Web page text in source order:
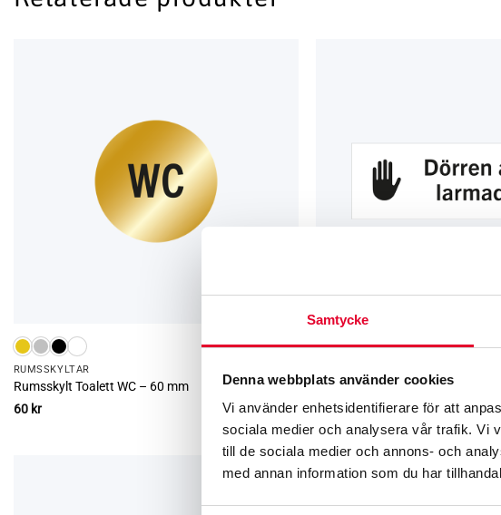
Samtycke
Denna webbplats använder cookies
Vi använder enhetsidentifierare för att
sociala medier och analysera vår trafik. Vi
till de sociala medier och annons- och
med annan information som du har
RUMS­SKYLTAR
Rumsskylt Toalett WC – 60 mm
60 kr
Trivselskylt – Dörren är larmad 1
99kr